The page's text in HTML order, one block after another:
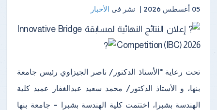
05 أغسطس 2026 | نشر فى الأخبار
إعلان النتائج النهائية لمسابقة Innovative Bridge
Competition (IBC) 2026
تحت رعاية *الأستاذ الدكتور/ ناصر الجيزاوي رئيس جامعة
بنها، و الأستاذ الدكتور/ محمد سعيد عبدالغفار عميد كلية
الهندسة بشبرا، اختتمت كلية الهندسة بشبرا – جامعة بنها